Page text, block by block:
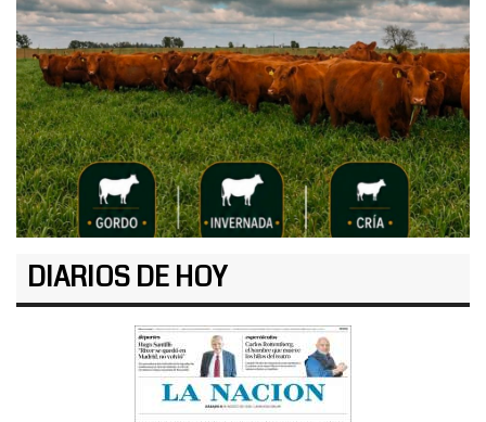
DIARIOS DE HOY